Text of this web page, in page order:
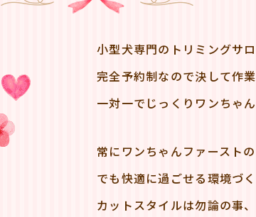
小型犬専門のトリミングサ
完全予約制なので決して作
一対一でじっくりワンちゃ
常にワンちゃんファースト
でも快適に過ごせる環境づ
カットスタイルは勿論の事